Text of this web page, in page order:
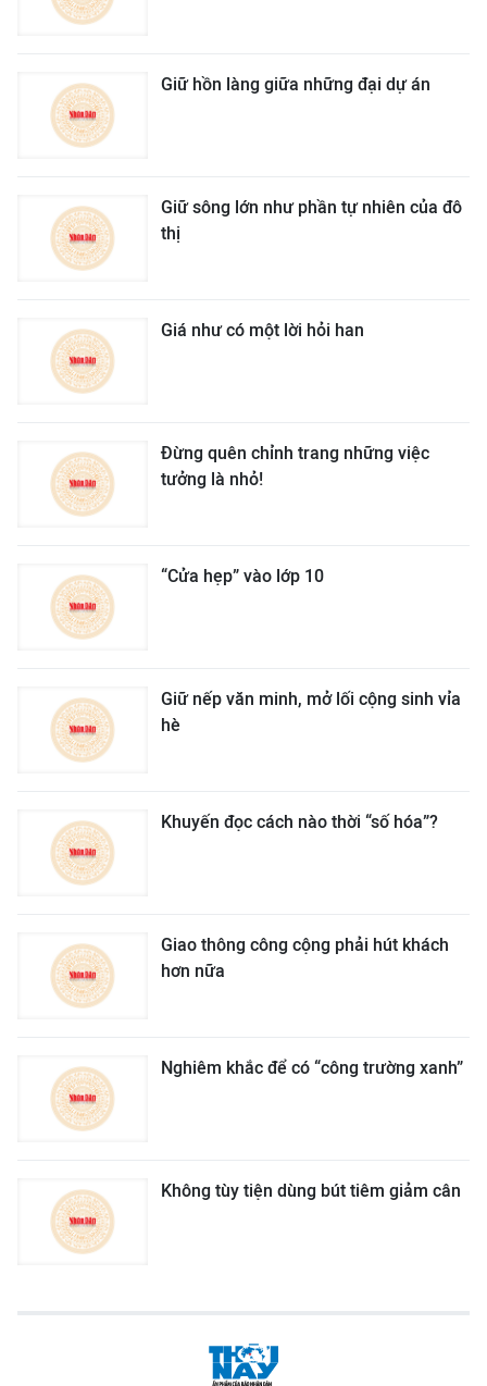
Giữ hồn làng giữa những đại dự án
Giữ sông lớn như phần tự nhiên của đô
thị
Giá như có một lời hỏi han
Đừng quên chỉnh trang những việc
tưởng là nhỏ!
“Cửa hẹp” vào lớp 10
Giữ nếp văn minh, mở lối cộng sinh vỉa
hè
Khuyến đọc cách nào thời “số hóa”?
Giao thông công cộng phải hút khách
hơn nữa
Nghiêm khắc để có “công trường xanh”
Không tùy tiện dùng bút tiêm giảm cân